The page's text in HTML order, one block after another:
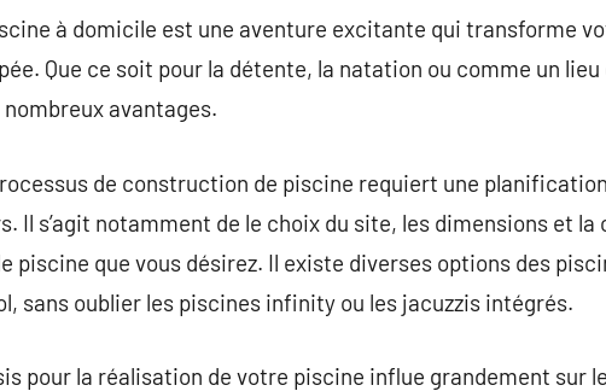
à domicile est une aventure excitante qui transforme
Que ce soit pour la détente, la natation ou comme un
avantages.
de construction de piscine requiert une
Il s’agit notamment de le choix du site, les dimensions et
piscine que vous désirez. Il existe diverses options des
sans oublier les piscines infinity ou les jacuzzis intégrés.
pour la réalisation de votre piscine influe grandement sur